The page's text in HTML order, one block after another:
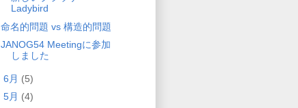
Ladybird
命名的問題 vs 構造的問題
JANOG54 Meetingに参加
しました
6月 (5)
5月 (4)